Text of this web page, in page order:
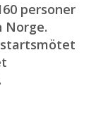
personer
Norge.